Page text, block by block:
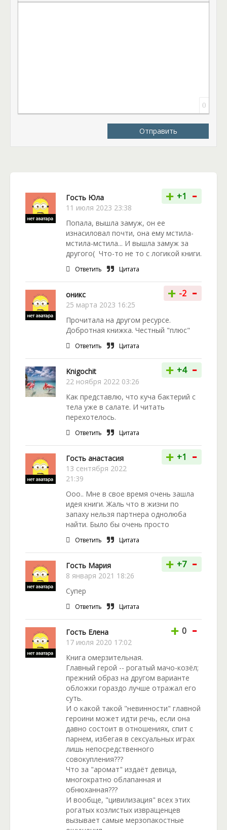
Вставка скрытого текста
Вставка цитаты
Вставка спойлера
0
Отправить
Гость Юла
11 июля 2023 23:38
+ +1 -
Попала, вышла замуж, он ее
изнасиловал почти, она ему мстила-
мстила-мстила... И вышла замуж за
другого( Что-то не то с логикой книги.
Ответить Цитата
оникс
25 марта 2023 16:25
+ -2 -
Прочитала на другом ресурсе.
Добротная книжка. Честный "плюс"
Ответить Цитата
Knigochit
22 ноября 2022 03:26
+ +4 -
Как представлю, что куча бактерий с
тела уже в салате. И читать
перехотелось.
Ответить Цитата
Гость анастасия
13 сентября 2022
21:39
+ +1 -
Ооо.. Мне в свое время очень зашла
идея книги. Жаль что в жизни по
запаху нельзя партнера однолюба
найти. Было бы очень просто
Ответить Цитата
Гость Мария
8 января 2021 18:26
+ +7 -
Супер
Ответить Цитата
Гость Елена
17 июля 2020 17:02
+ 0 -
Книга омерзительная.
Главный герой -- рогатый мачо-козёл;
прежний образ на другом варианте
обложки гораздо лучше отражал его
суть.
И о какой такой "невинности" главной
героини может идти речь, если она
давно состоит в отношениях, спит с
парнем, избегая в сексуальных играх
лишь непосредственного
совокупления???
Что за "аромат" издаёт девица,
многократно облапанная и
обнюханная???
И вообще, "цивилизация" всех этих
рогатых козлистых извращенцев
вызывает самые мерзопакостные